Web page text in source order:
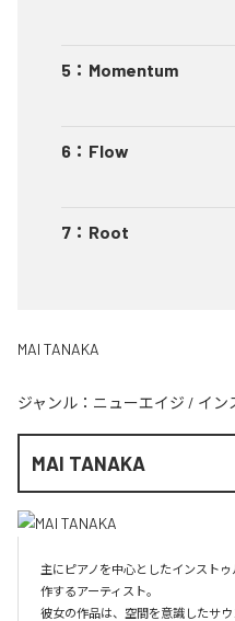
5 ： Momentum
6 ： Flow
7 ： Root
MAI TANAKA
ジャンル： ニューエイジ / イン
MAI TANAKA
主にピアノを中心としたインスト
作するアーティスト。
彼女の作品は、空間を意識したサ